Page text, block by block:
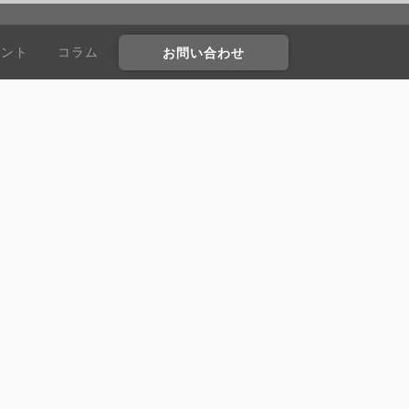
ト コラム お問い合わせ